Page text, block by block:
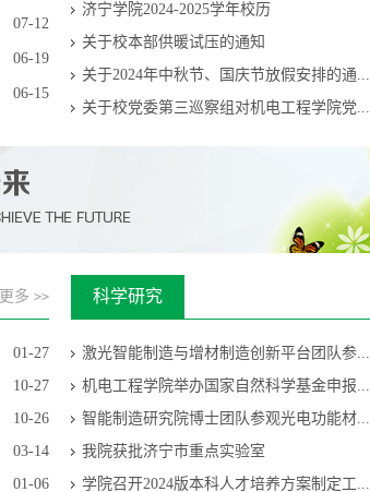
07-12
06-19
06-15
济宁学院2024-2025学年校历
关于校本部供暖试压的通知
关于2024年中秋节、国庆节放假安排的通...
关于校党委第三巡察组对机电工程学院党...
更多 >>
01-27
10-27
10-26
03-14
01-06
科学研究
激光智能制造与增材制造创新平台团队参...
机电工程学院举办国家自然科学基金申报...
智能制造研究院博士团队参观光电功能材...
我院获批济宁市重点实验室
学院召开2024版本科人才培养方案制定工...